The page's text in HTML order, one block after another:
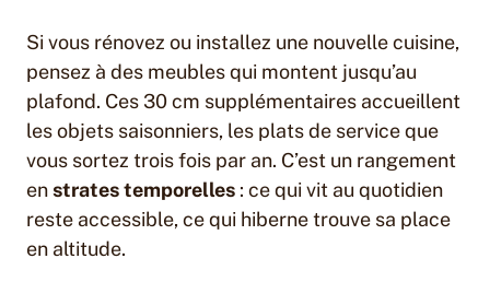
Si vous rénovez ou installez une nouvelle cuisine,
pensez à des meubles qui montent jusqu’au
plafond. Ces 30 cm supplémentaires accueillent
les objets saisonniers, les plats de service que
vous sortez trois fois par an. C’est un rangement
enstrates temporelles : ce qui vit au quotidien
reste accessible, ce qui hiberne trouve sa place
en altitude.